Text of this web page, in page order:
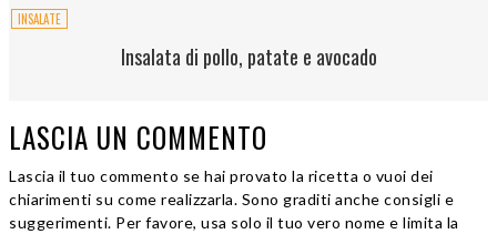
INSALATE
Insalata di pollo, patate e avocado
LASCIA UN COMMENTO
Lascia il tuo commento se hai provato la ricetta o vuoi dei
chiarimenti su come realizzarla. Sono graditi anche consigli e
suggerimenti. Per favore, usa solo il tuo vero nome e limita la